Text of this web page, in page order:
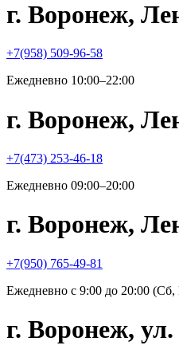
г. Воронеж,
+7(958) 509-96-58
Ежедневно 10:00–22:00
г. Воронеж,
+7(473) 253-46-18
Ежедневно 09:00–20:00
г. Воронеж,
+7(950) 765-49-81
Ежедневно с 9:00 до 20:00 (Сб,
г. Воронеж,